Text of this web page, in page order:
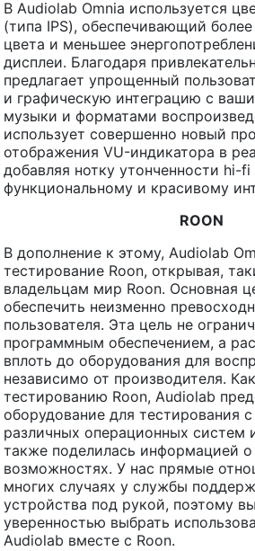
В Audiolab Omnia используется
(типа IPS), обеспечивающий
цвета и меньшее
дисплеи. Благодаря
предлагает упрощенный
и графическую интеграцию с
музыки и форматами
использует совершенно новый
отображения VU-индикатора в
добавляя нотку утонченности hi-fi
функциональному и красивому
ROON
В дополнение к этому, Audiolab
тестирование Roon, открывая,
владельцам мир Roon. Основная
обеспечить неизменно
пользователя. Эта цель не
программным обеспечением, а
вплоть до оборудования для
независимо от производителя.
тестированию Roon, Audiolab
оборудование для тестирования
различных операционных систем
также поделилась информацией о
возможностях. У нас прямые
многих случаях у службы
устройства под рукой, поэтому
уверенностью выбрать
Audiolab вместе с Roon.